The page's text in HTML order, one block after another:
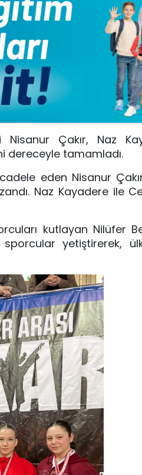
Nisanur Çakır, Naz
dereceyle tamamladı.
eden Nisanur
Naz Kayadere ile
kutlayan Nilüfer
sporcular yetiştirerek,